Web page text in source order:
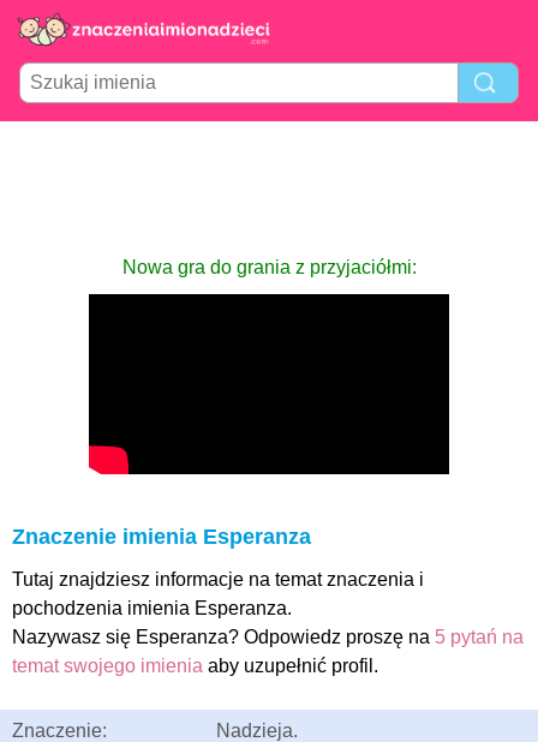
Nowa gra do grania z przyjaciółmi:
Znaczenie imienia Esperanza
Tutaj znajdziesz informacje na temat znaczenia i
pochodzenia imienia Esperanza.
Nazywasz się Esperanza? Odpowiedz proszę na 5 pytań na
temat swojego imienia aby uzupełnić profil.
Znaczenie: Nadzieja.